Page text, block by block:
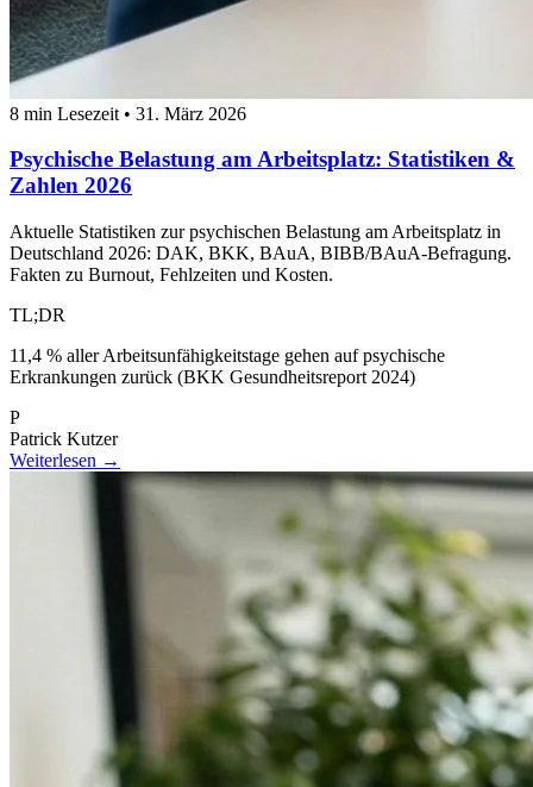
8 min Lesezeit • 31. März 2026
Psychische Belastung am Arbeitsplatz: Statistiken &
Zahlen 2026
Aktuelle Statistiken zur psychischen Belastung am Arbeitsplatz in
Deutschland 2026: DAK, BKK, BAuA, BIBB/BAuA-Befragung.
Fakten zu Burnout, Fehlzeiten und Kosten.
TL;DR
11,4 % aller Arbeitsunfähigkeitstage gehen auf psychische
Erkrankungen zurück (BKK Gesundheitsreport 2024)
P
Patrick Kutzer
Weiterlesen →